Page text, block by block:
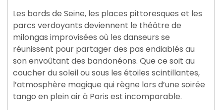
Les bords de Seine, les places pittoresques et les
parcs verdoyants deviennent le théâtre de
milongas improvisées où les danseurs se
réunissent pour partager des pas endiablés au
son envoûtant des bandonéons. Que ce soit au
coucher du soleil ou sous les étoiles scintillantes,
l’atmosphère magique qui règne lors d’une soirée
tango en plein air à Paris est incomparable.